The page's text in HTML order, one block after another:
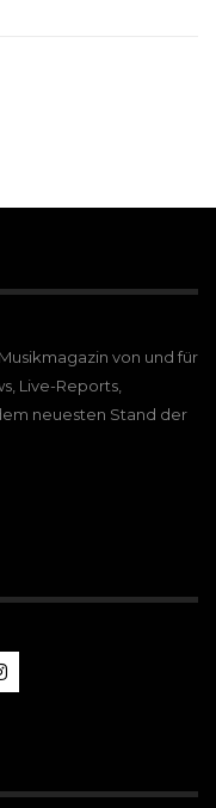
von und für
Live-Reports,
neuesten Stand der